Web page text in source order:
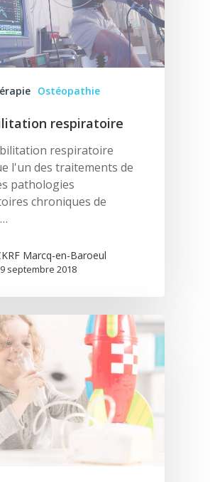
Ostéopathie
respiratoire
respiratoire
l'un des traitements de
pathologies
chroniques de
Marcq-en-Baroeul
septembre 2018